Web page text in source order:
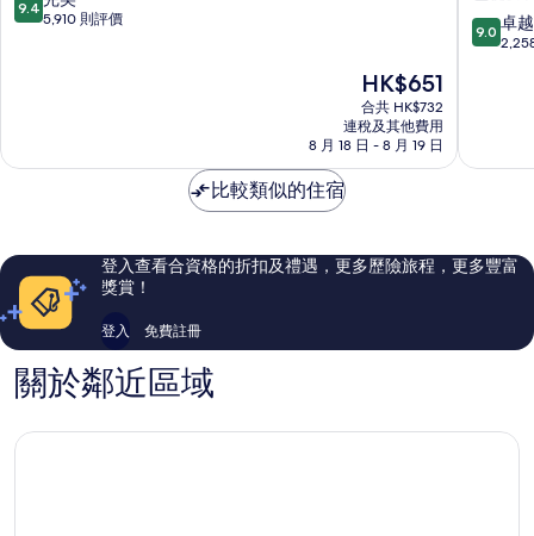
歌
惠
灣
湖
分
美，
價
篇
價
9.4
5,910 則評價
現
售
HK$651
HK$651
合共 HK$732
連稅及其他費用
8 月 18 日 - 8 月 19 日
哥
克
心
春
季
9.0
分
卓
評
價
9.0 卓越
比較類似的住宿
登入查看合資格的折扣及禮遇，更多歷險旅程，更多豐富
獎賞！
登入 免費註冊
關於鄰近區域